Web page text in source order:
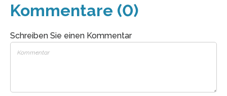
Kommentare (0)
Schreiben Sie einen Kommentar